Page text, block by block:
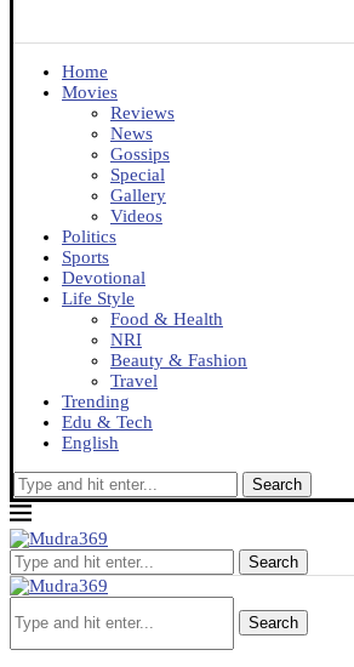
Home
Movies
Reviews
News
Gossips
Special
Gallery
Videos
Politics
Sports
Devotional
Life Style
Food & Health
NRI
Beauty & Fashion
Travel
Trending
Edu & Tech
English
Search
Search
Search